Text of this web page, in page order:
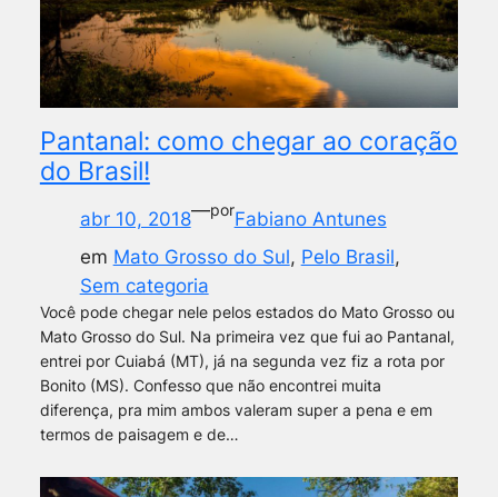
Pantanal: como chegar ao coração
do Brasil!
abr 10, 2018—porFabiano Antunes
em Mato Grosso do Sul, Pelo Brasil
Sem categoria
Você pode chegar nele pelos estados do Mato Grosso ou
Mato Grosso do Sul. Na primeira vez que fui ao Pantanal,
entrei por Cuiabá (MT), já na segunda vez fiz a rota por
Bonito (MS). Confesso que não encontrei muita
diferença, pra mim ambos valeram super a pena e em
termos de paisagem e de…